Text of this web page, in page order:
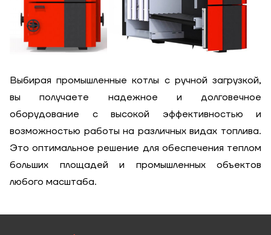
Выбирая промышленные котлы с ручной загрузкой,
вы получаете надежное и долговечное
оборудование с высокой эффективностью и
возможностью работы на различных видах топлива.
Это оптимальное решение для обеспечения теплом
больших площадей и промышленных объектов
любого масштаба.